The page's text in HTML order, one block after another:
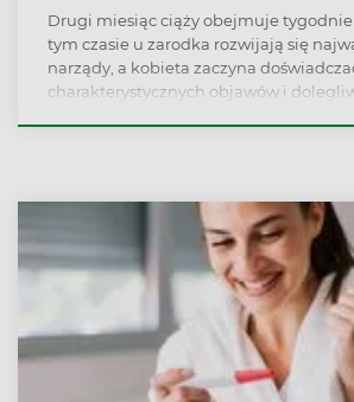
Drugi miesiąc ciąży obejmuje tygodnie
tym czasie u zarodka rozwijają się
narządy, a kobieta zaczyna
charakterystycznych objawów i